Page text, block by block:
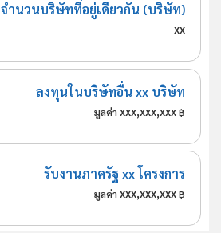
จำนวนบริษัทที่อยู่เดียวกัน (บริษัท)
xx
ลงทุนในบริษัทอื่น xx บริษัท
มูลค่า xxx,xxx,xxx ฿
รับงานภาครัฐ xx โครงการ
มูลค่า xxx,xxx,xxx ฿